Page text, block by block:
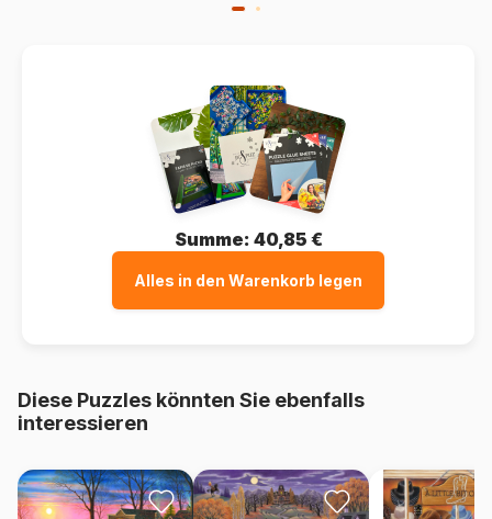
Summe: 40,85 €
Alles in den Warenkorb legen
Diese Puzzles könnten Sie ebenfalls
interessieren